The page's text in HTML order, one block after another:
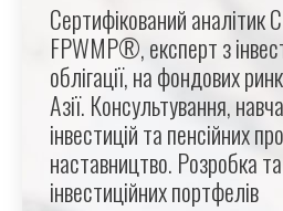
Сертифікований аналітик
FPWMP®, експерт з
облігації, на фондових
Азії. Консультування,
інвестицій та пенсійних
наставництво. Розробка та
інвестиційних портфелів